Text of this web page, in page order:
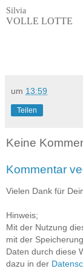
Silvia
VOLLE LOTTE
um 13:59
Teilen
Keine
Kommentar
Vielen Dank für
Hinweis;
Mit der Nutzung
mit der
Daten durch diese
dazu in der